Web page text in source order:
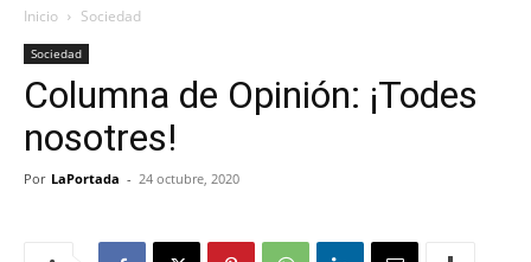
Portada
Inicio Sociedad
Sociedad
Columna de Opinión: ¡Todes
nosotres!
Por LaPortada - 24 octubre, 2020